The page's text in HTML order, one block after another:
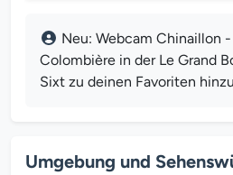
Neu: Webcam Chinaillon
Colombière in der Le Grand
Sixt zu deinen Favoriten
Umgebung und